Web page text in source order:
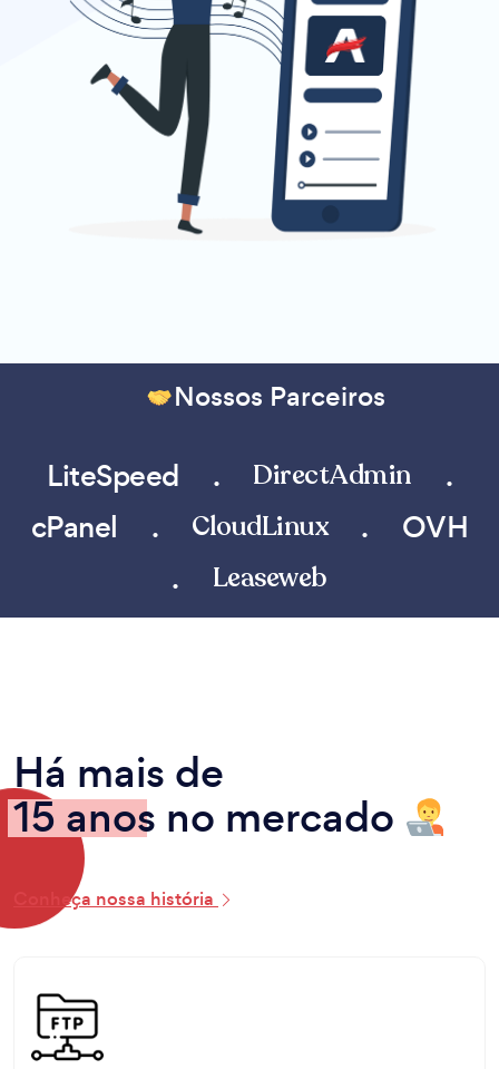
Nossos Parceiros
LiteSpeed . DirectAdmin
.
cPanel
. CloudLinux .
OVH
.
Leaseweb
Há mais de
15 anos no mercado
Conheça nossa história